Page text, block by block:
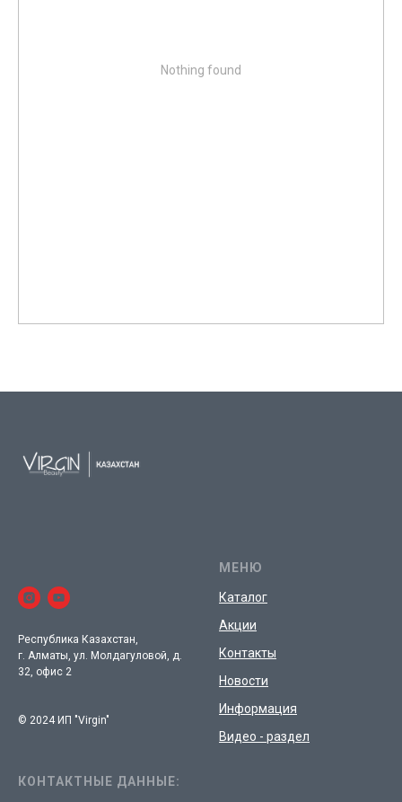
Nothing found
Республика Казахстан,
г. Алматы, ул. Молдагуловой, д.
32, офис 2
© 2024 ИП "Virgin"
МЕНЮ
Каталог
Акции
Контакты
Новости
Информация
Видео - раздел
КОНТАКТНЫЕ ДАННЫЕ: